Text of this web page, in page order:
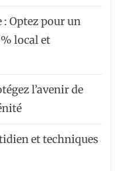
: Optez pour un
local et
l’avenir de
et techniques